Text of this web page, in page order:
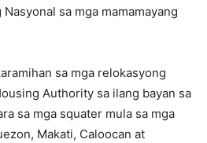
sa mga mamamayang
sa mga relokasyong
Authority sa ilang bayan sa
sa mga squater mula sa mga
Makati, Caloocan at